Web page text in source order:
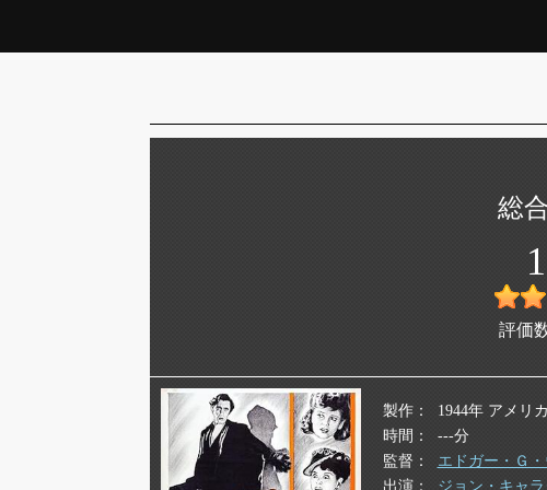
評価
製作
1944年 アメリカ
時間
---分
監督
エドガー・Ｇ
出演
ジョン・キャ